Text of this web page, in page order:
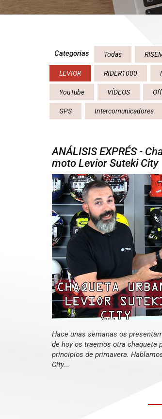
Categorias Todas
LEVIOR RIDER1000
YouTube VÍDEOS
GPS Intercomunicadores
ANÁLISIS EXPRÉS -
moto Levior Suteki City
Hace unas semanas os
de hoy os traemos otra chaqueta
principios de primavera.
City...